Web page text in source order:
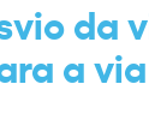
da
a